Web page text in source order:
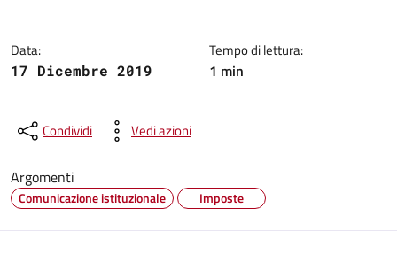
Data:
17 Dicembre 2019
Tempo di lettura:
1 min
Condividi Vedi azioni
Argomenti
Comunicazione istituzionale Imposte